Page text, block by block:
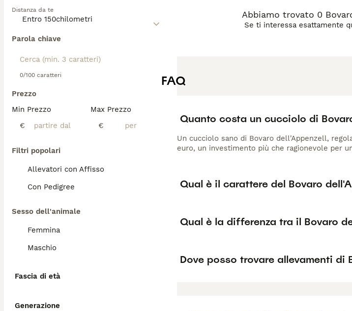
Distanza da te
Parola chiave
0/100 caratteri
Prezzo
Min Prezzo
€
Max Prezzo
€
Filtri popolari
Allevatori con Affisso
Con Pedigree
Sesso dell'animale
Femmina
Maschio
Fascia di età
Generazione
Abbiamo trovato 0
Se ti interessa esattamente
FAQ
Quanto costa un cucciolo di
Un cucciolo sano di Bovaro dell'Appenzell,
euro, un investimento più che ragionevole per
Qual è il carattere del Bovaro
Qual è la differenza tra il Bovaro
Dove posso trovare allevamenti di